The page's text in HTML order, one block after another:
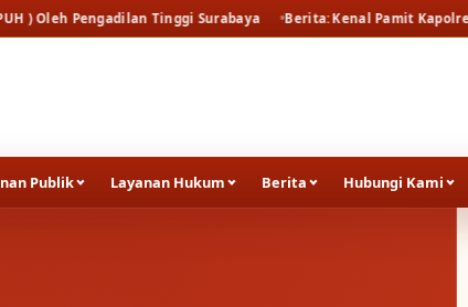
Tinggi Surabaya Berita Kenal Pamit Kapolresta Tuban Berita
Publik Layanan Hukum Berita Hubungi Kami